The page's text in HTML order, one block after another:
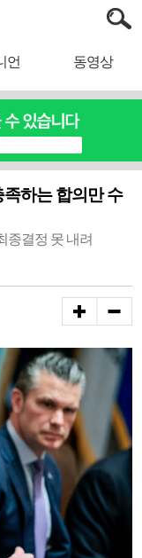
언 동영상
하는 합의만 수
종결정 못 내려